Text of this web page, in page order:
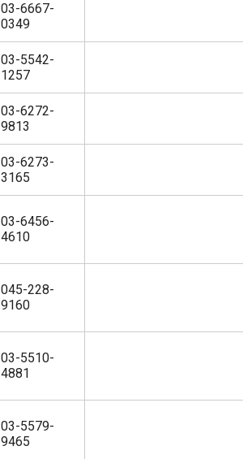
03-6667-
0349
03-5542-
1257
03-6272-
9813
03-6273-
3165
03-6456-
4610
045-228-
9160
03-5510-
4881
03-5579-
9465